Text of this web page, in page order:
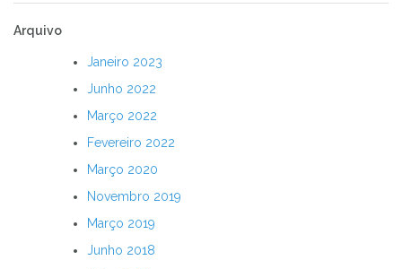
Arquivo
Janeiro 2023
Junho 2022
Março 2022
Fevereiro 2022
Março 2020
Novembro 2019
Março 2019
Junho 2018